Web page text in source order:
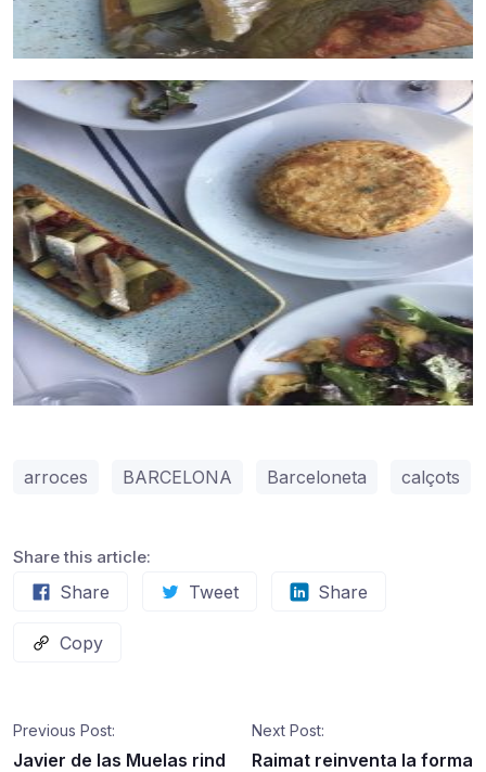
arroces BARCELONA Barceloneta calçots
Share this article:
Share Tweet Share
Copy
Previous Post:
Javier de las Muelas rind
Next Post:
Raimat reinventa la forma